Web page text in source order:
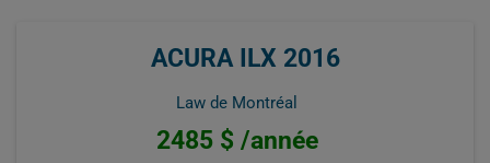
ACURA ILX 2016
Law de Montréal
2485 $ /année